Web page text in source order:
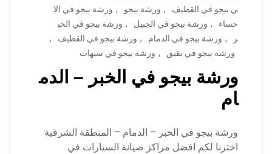
ي بيجو في القطيف
, ورشة بيجو , ورشة بيجو في الا
حساء
, ورشة بيجو في الجبيل , ورشة بيجو في الخب
ر
, ورشة بيجو في الدمام , ورشة بيجو في القطيف
,
ورشة بيجو في بقيق
, ورشة بيجو في سيهات
ورشة بيجو في الخبر – الدم
ام
ورشة بيجو في الخبر – الدمام – المنطقة الشرقية
اخترنا لكم افضل مراكز صيانة السيارات في